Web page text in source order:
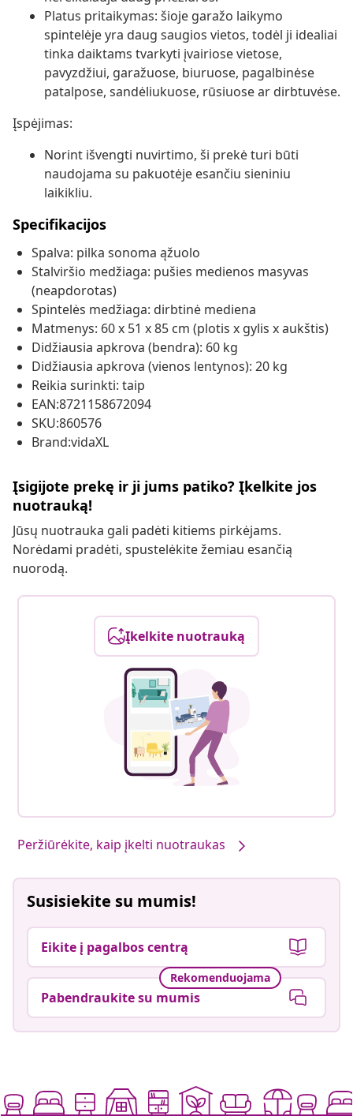
Platus pritaikymas: šioje garažo laikymo
spintelėje yra daug saugios vietos, todėl ji idealiai
tinka daiktams tvarkyti įvairiose vietose,
pavyzdžiui, garažuose, biuruose, pagalbinėse
patalpose, sandėliukuose, rūsiuose ar dirbtuvėse.
Įspėjimas:
Norint išvengti nuvirtimo, ši prekė turi būti
naudojama su pakuotėje esančiu sieniniu
laikikliu.
Specifikacijos
Spalva: pilka sonoma ąžuolo
Stalviršio medžiaga: pušies medienos masyvas
(neapdorotas)
Spintelės medžiaga: dirbtinė mediena
Matmenys: 60 x 51 x 85 cm (plotis x gylis x aukštis)
Didžiausia apkrova (bendra): 60 kg
Didžiausia apkrova (vienos lentynos): 20 kg
Reikia surinkti: taip
EAN:8721158672094
SKU:860576
Brand:vidaXL
Įsigijote prekę ir ji jums patiko? Įkelkite jos
nuotrauką!
Jūsų nuotrauka gali padėti kitiems pirkėjams.
Norėdami pradėti, spustelėkite žemiau esančią
nuorodą.
Įkelkite nuotrauką
Peržiūrėkite, kaip įkelti nuotraukas
Susisiekite su mumis!
Eikite į pagalbos centrą
Rekomenduojama
Pabendraukite su mumis